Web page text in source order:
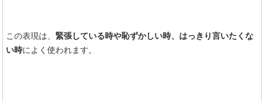
この表現は、 緊張している時や恥ずかしい時、はっきり言いたくな
い時によく使われます。